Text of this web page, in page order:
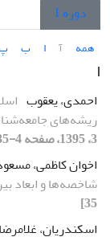
دوره 1
همه آ ا ب
ا
احمدی، یعقوب
ریشه‌های
3، 1395، صفحه 4-35]
اخوان کاظمی،
شاخصه‌ها و ابعاد
35]
اسکندریان، غلامرضا